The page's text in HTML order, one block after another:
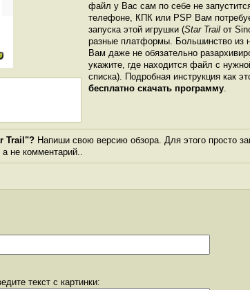
файл у Вас сам по себе не
телефоне, КПК или PSP Вам
запуска этой игрушки (Star Trail от
разные платформы. Большинство из
Вам даже не обязательно
укажите, где находится файл с
списка). Подробная инструкция как
бесплатно скачать программу.
Trail"? Напиши свою версию обзора. Для этого просто
а не комментарий..
текст с картинки: